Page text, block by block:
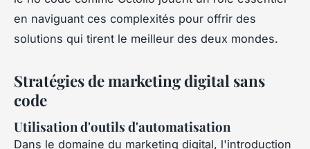
en naviguant ces complexités pour offrir des
solutions qui tirent le meilleur des deux mondes.
Stratégies de marketing digital sans
code
Utilisation d'outils d'automatisation
Dans le domaine du marketing digital, l'introduction